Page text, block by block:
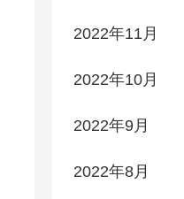
2022年11月
2022年10月
2022年9月
2022年8月